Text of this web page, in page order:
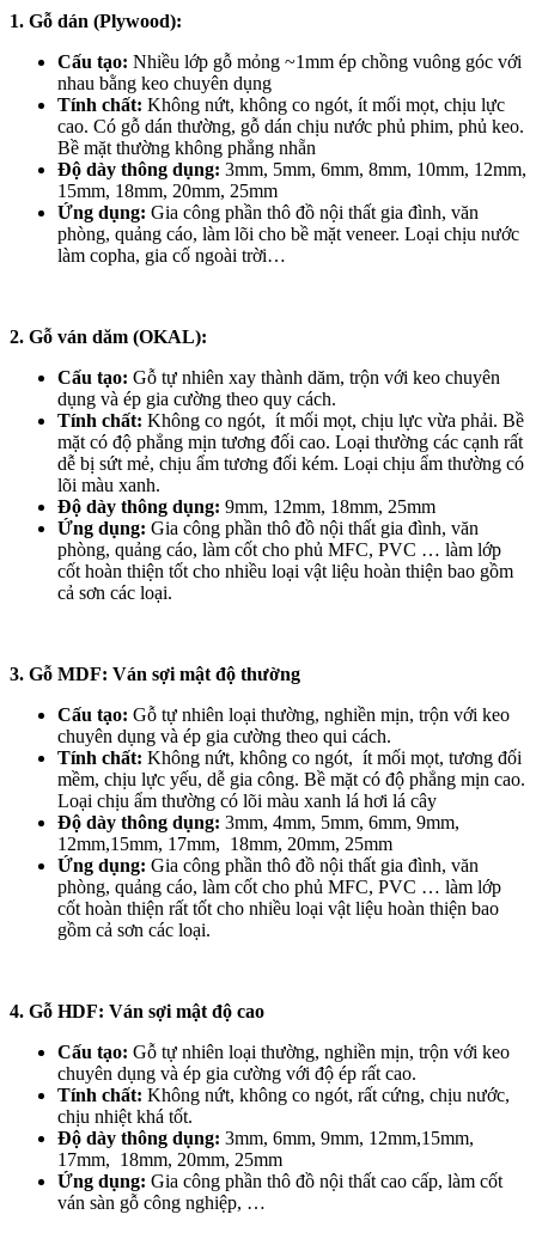
1. Gỗ dán (Plywood):
Cấu tạo: Nhiều lớp gỗ mỏng ~1mm ép chồng vuông góc với
nhau bằng keo chuyên dụng
Tính chất: Không nứt, không co ngót, ít mối mọt, chịu lực
cao. Có gỗ dán thường, gỗ dán chịu nước phủ phim, phủ keo.
Bề mặt thường không phẳng nhẵn
Độ dày thông dụng: 3mm, 5mm, 6mm, 8mm, 10mm, 12mm,
15mm, 18mm, 20mm, 25mm
Ứng dụng: Gia công phần thô đồ nội thất gia đình, văn
phòng, quảng cáo, làm lõi cho bề mặt veneer. Loại chịu nước
làm copha, gia cố ngoài trời…
2. Gỗ ván dăm (OKAL):
Cấu tạo: Gỗ tự nhiên xay thành dăm, trộn với keo chuyên
dụng và ép gia cường theo quy cách.
Tính chất: Không co ngót, ít mối mọt, chịu lực vừa phải. Bề
mặt có độ phẳng mịn tương đối cao. Loại thường các cạnh rất
dễ bị sứt mẻ, chịu ẩm tương đối kém. Loại chịu ẩm thường có
lõi màu xanh.
Độ dày thông dụng: 9mm, 12mm, 18mm, 25mm
Ứng dụng: Gia công phần thô đồ nội thất gia đình, văn
phòng, quảng cáo, làm cốt cho phủ MFC, PVC … làm lớp
cốt hoàn thiện tốt cho nhiều loại vật liệu hoàn thiện bao gồm
cả sơn các loại.
3. Gỗ MDF: Ván sợi mật độ thường
Cấu tạo: Gỗ tự nhiên loại thường, nghiền mịn, trộn với keo
chuyên dụng và ép gia cường theo qui cách.
Tính chất: Không nứt, không co ngót, ít mối mọt, tương đối
mềm, chịu lực yếu, dễ gia công. Bề mặt có độ phẳng mịn cao.
Loại chịu ẩm thường có lõi màu xanh lá hơi lá cây
Độ dày thông dụng: 3mm, 4mm, 5mm, 6mm, 9mm,
12mm,15mm, 17mm, 18mm, 20mm, 25mm
Ứng dụng: Gia công phần thô đồ nội thất gia đình, văn
phòng, quảng cáo, làm cốt cho phủ MFC, PVC … làm lớp
cốt hoàn thiện rất tốt cho nhiều loại vật liệu hoàn thiện bao
gồm cả sơn các loại.
4. Gỗ HDF: Ván sợi mật độ cao
Cấu tạo: Gỗ tự nhiên loại thường, nghiền mịn, trộn với keo
chuyên dụng và ép gia cường với độ ép rất cao.
Tính chất: Không nứt, không co ngót, rất cứng, chịu nước,
chịu nhiệt khá tốt.
Độ dày thông dụng: 3mm, 6mm, 9mm, 12mm,15mm,
17mm, 18mm, 20mm, 25mm
Ứng dụng: Gia công phần thô đồ nội thất cao cấp, làm cốt
ván sàn gỗ công nghiệp, …